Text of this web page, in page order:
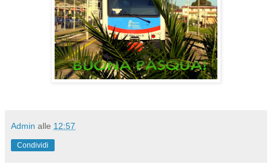
Admin alle 12:57
Condividi